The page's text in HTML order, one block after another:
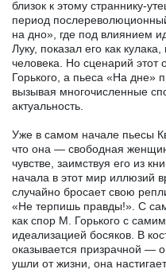
близок к этому страннику-
период
на дно», где под влиянием
Луку, показал его как
человека. Но сценарий этот
Горького, а пьеса «На дне»
вызывая многочисленные
актуальность.
Уже в самом начале пьесы
что она — свободная
чувстве, заимствуя его из
начала в этот мир иллюзий
случайно бросает свою
«Не терпишь правды!». С
как спор М. Горького с
идеализацией босяков. В
оказывается призрачной —
ушли от жизни, она